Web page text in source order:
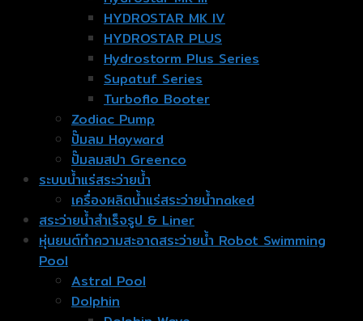
HYDROSTAR MK IV
HYDROSTAR PLUS
Hydrostorm Plus Series
Supatuf Series
Turboflo Booter
Zodiac Pump
ปั๊มลม Hayward
ปั๊มลมสปา Greenco
ระบบน้ำแร่สระว่ายน้ำ
เครื่องผลิตน้ำแร่สระว่ายน้ำnaked
สระว่ายน้ำสำเร็จรูป & Liner
หุ่นยนต์ทำความสะอาดสระว่ายน้ำ Robot Swimming
Pool
Astral Pool
Dolphin